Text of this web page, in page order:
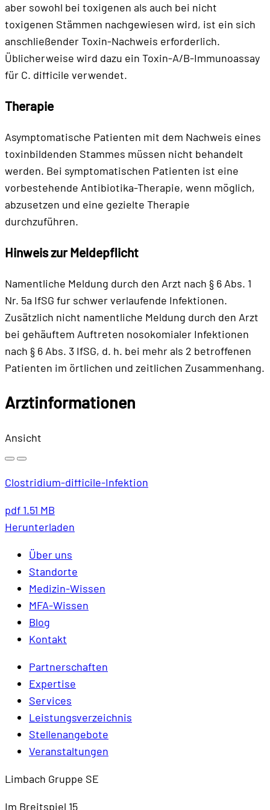
aber sowohl bei toxigenen als auch bei nicht
toxigenen Stämmen nachgewiesen wird, ist ein sich
anschließender Toxin-Nachweis erforderlich.
Üblicherweise wird dazu ein Toxin-A/B-Immunoassay
für C. difficile verwendet.
Therapie
Asymptomatische Patienten mit dem Nachweis eines
toxinbildenden Stammes müssen nicht behandelt
werden. Bei symptomatischen Patienten ist eine
vorbestehende Antibiotika-Therapie, wenn möglich,
abzusetzen und eine gezielte Therapie
durchzuführen.
Hinweis zur Meldepflicht
Namentliche Meldung durch den Arzt nach § 6 Abs. 1
Nr. 5a IfSG fur schwer verlaufende Infektionen.
Zusätzlich nicht namentliche Meldung durch den Arzt
bei gehäuftem Auftreten nosokomialer Infektionen
nach § 6 Abs. 3 IfSG, d. h. bei mehr als 2 betroffenen
Patienten im örtlichen und zeitlichen Zusammenhang.
Arztinformationen
Ansicht
Clostridium-difficile-Infektion
pdf 1.51 MB
Herunterladen
Über uns
Standorte
Medizin-Wissen
MFA-Wissen
Blog
Kontakt
Partnerschaften
Expertise
Services
Leistungsverzeichnis
Stellenangebote
Veranstaltungen
Limbach Gruppe SE
Im Breitspiel 15